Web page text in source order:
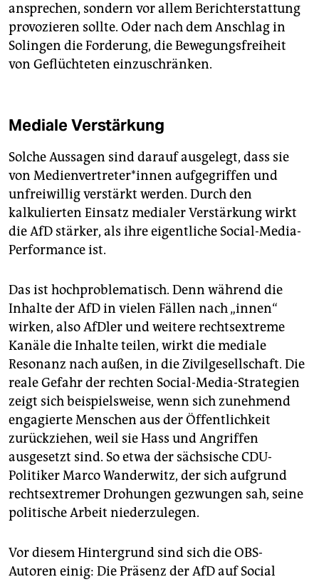
ansprechen, sondern vor allem Berichterstattung
provozieren sollte. Oder nach dem Anschlag in
Solingen die Forderung, die Bewegungsfreiheit
von Geflüchteten einzuschränken.
Mediale Verstärkung
Solche Aussagen sind darauf ausgelegt, dass sie
von Me­di­en­ver­tre­te­r*in­nen aufgegriffen und
unfreiwillig verstärkt werden. Durch den
kalkulierten Einsatz medialer Verstärkung wirkt
die AfD stärker, als ihre eigentliche Social-Media-
Performance ist.
Das ist hochproblematisch. Denn während die
Inhalte der AfD in vielen Fällen nach „innen“
wirken, also AfDler und weitere rechtsextreme
Kanäle die Inhalte teilen, wirkt die mediale
Resonanz nach außen, in die Zivilgesellschaft. Die
reale Gefahr der rechten Social-Media-Strategien
zeigt sich beispielsweise, wenn sich zunehmend
engagierte Menschen aus der Öffentlichkeit
zurückziehen, weil sie Hass und Angriffen
ausgesetzt sind. So etwa der sächsische CDU-
Politiker Marco Wanderwitz, der sich aufgrund
rechtsextremer Drohungen gezwungen sah, seine
politische Arbeit niederzulegen.
Vor diesem Hintergrund sind sich die OBS-
Autoren einig: Die Präsenz der AfD auf Social